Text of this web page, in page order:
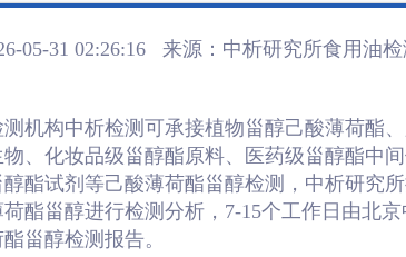
05-31 02:26:16 来源： 中析研究所食用油检
机构中析检测可承接植物甾醇己酸薄荷酯
、化妆品级甾醇酯原料、医药级甾醇酯中
酯试剂等己酸薄荷酯甾醇检测，中析研究
酯甾醇进行检测分析，7-15个工作日由北
甾醇检测报告。